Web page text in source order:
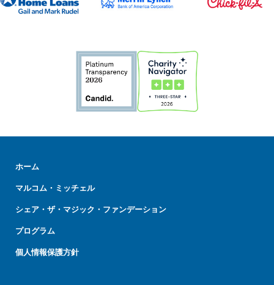
ホーム
マルコム・ミッチェル
シェア・ザ・マジック・ファンデーション
プログラム
個人情報保護方針